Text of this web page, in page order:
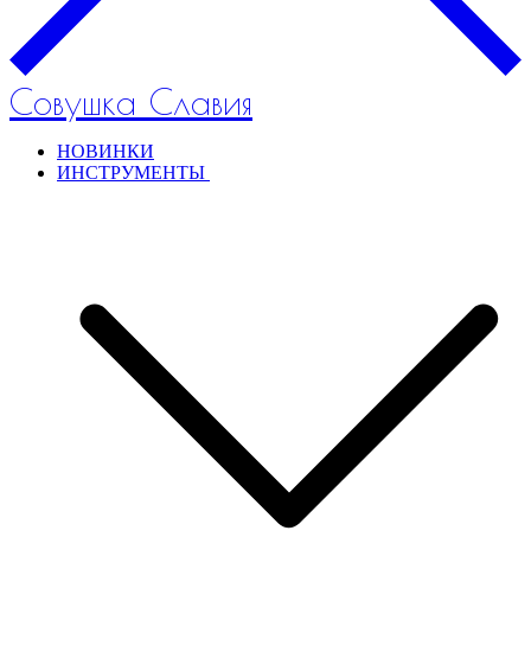
Совушка Славия
НОВИНКИ
ИНСТРУМЕНТЫ